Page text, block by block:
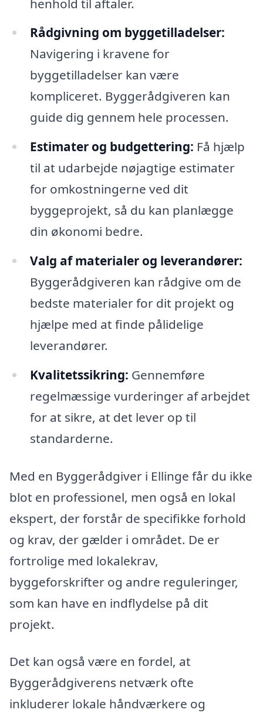
Rådgivning om byggetilladelser:
Navigering i kravene for
byggetilladelser kan være
kompliceret. Byggerådgiveren kan
guide dig gennem hele processen.
Estimater og budgettering: Få hjælp
til at udarbejde nøjagtige estimater
for omkostningerne ved dit
byggeprojekt, så du kan planlægge
din økonomi bedre.
Valg af materialer og leverandører:
Byggerådgiveren kan rådgive om de
bedste materialer for dit projekt og
hjælpe med at finde pålidelige
leverandører.
Kvalitetssikring: Gennemføre
regelmæssige vurderinger af arbejdet
for at sikre, at det lever op til
standarderne.
Med en Byggerådgiver i Ellinge får du ikke
blot en professionel, men også en lokal
ekspert, der forstår de specifikke forhold
og krav, der gælder i området. De er
fortrolige med lokalekrav,
byggeforskrifter og andre reguleringer,
som kan have en indflydelse på dit
projekt.
Det kan også være en fordel, at
Byggerådgiverens netværk ofte
inkluderer lokale håndværkere og